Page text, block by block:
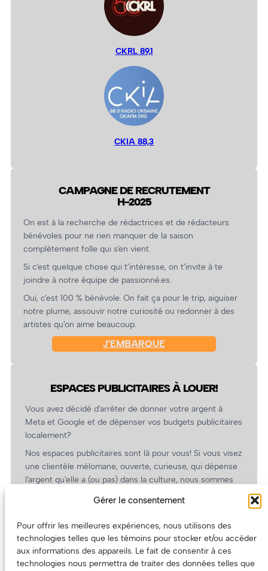
Gérer le consentement
Pour offrir les meilleures expériences, nous utilisons des
technologies telles que les témoins pour stocker et/ou accéder
aux informations des appareils. Le fait de consentir à ces
technologies nous permettra de traiter des données telles que
CKRL 89,1
CKIA 88,3
CAMPAGNE DE RECRUTEMENT
H-2025
On est à la recherche de rédactrices et de rédacteurs
bénévoles pour ne rien manquer de la saison
complètement folle qui s’en vient.
Si c’est quelque chose qui t’intéresse, on t’invite à te
joindre à notre équipe de passionné.es.
Oui, c’est 100 % bénévole. On fait ça pour le trip, aiguiser
notre plume, assouvir notre curiosité ou redonner à des
artistes qu’on aime beaucoup.
J’EMBARQUE
ESPACES PUBLICITAIRES À LOUER!
Vous avez décidé d’arrêter de donner votre argent à
Meta et Google et de dépenser vos budgets publicitaires
localement?
Nos espaces publicitaires sont là pour vous! Si vous visez
une clientèle mélomane, ouverte, curieuse, qui dépense
l’argent qu’elle a (ou pas) dans la culture, nous sommes
revient.
(Oui, on va avoir des tarifs spéciaux pour vous, les
artistes!)